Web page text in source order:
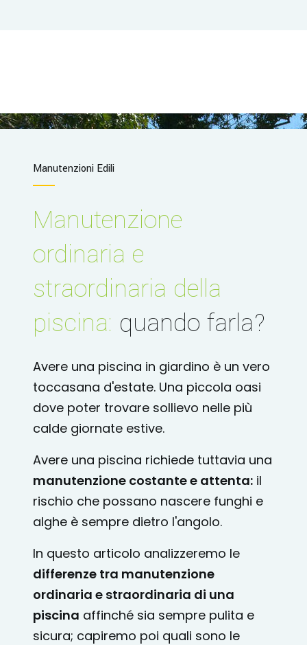
Manutenzioni Edili
Manutenzione
ordinaria e
straordinaria della
piscina: quando farla?
Avere una piscina in giardino è un vero
toccasana d'estate. Una piccola oasi
dove poter trovare sollievo nelle più
calde giornate estive.
Avere una piscina richiede tuttavia una
manutenzione costante e attenta: il
rischio che possano nascere funghi e
alghe è sempre dietro l'angolo.
In questo articolo analizzeremo le
differenze tra manutenzione
ordinaria e straordinaria di una
piscina affinché sia sempre pulita e
sicura; capiremo poi quali sono le